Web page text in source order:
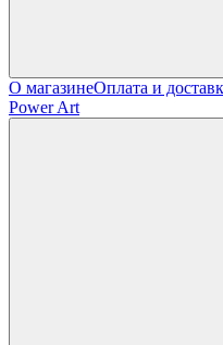
О магазинеОплата и
Power Art